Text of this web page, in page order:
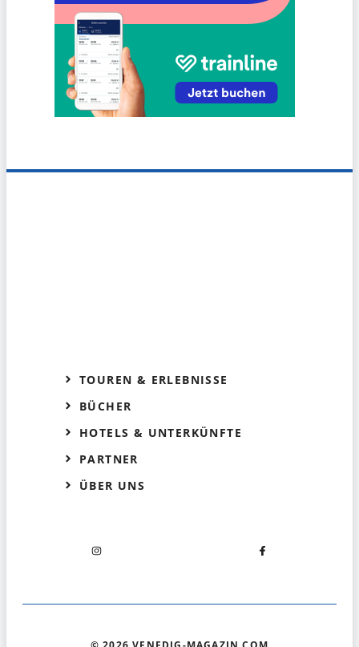
TOUREN & ERLEBNISSE
BÜCHER
HOTELS & UNTERKÜNFTE
PARTNER
ÜBER UNS